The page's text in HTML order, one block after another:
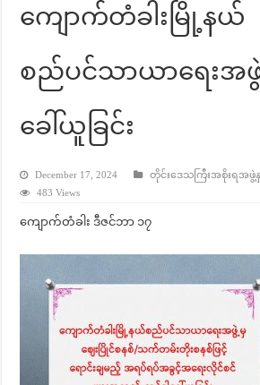
ကျောက်တံခါးမြို့နယ်
စည်ပင်သာယာရေးအဖွဲ့
ခေါ်ယူခြင်း
December 17, 2024
တိုင်းဒေသကြီးအစိုးရအဖွဲ့နှ
483 Views
ကျောက်တံခါး ဒီဇင်ဘာ ၁၇